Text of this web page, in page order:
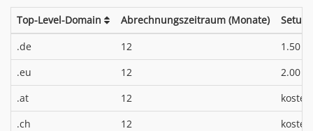
Top-Level-Domain Abrechnungszeitraum (Monate)
.de
12 1.50 €
.eu 12 2.00 €
.at 12
.ch
12